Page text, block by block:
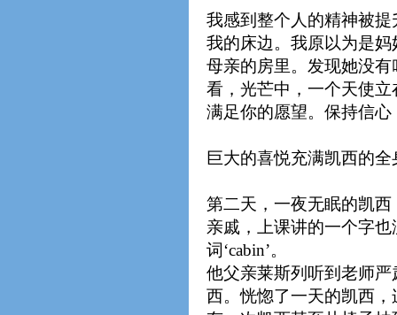
我感到整个人的精神被
我的床边。我原以为是
母亲的房里。发现她没
看，光芒中，一个天使
满足你的愿望。保持信
巨大的喜悦充满凯西的
第二天，一夜无眠的凯
亲戚，上课讲的一个字
词‘cabin’。
他父亲莱斯列听到老师
西。恍惚了一天的凯西